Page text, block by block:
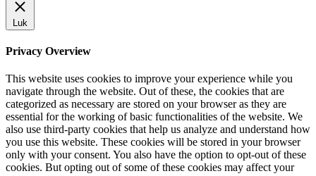
Luk
Privacy Overview
This website uses cookies to improve your experience while you
navigate through the website. Out of these, the cookies that are
categorized as necessary are stored on your browser as they are
essential for the working of basic functionalities of the website. We
also use third-party cookies that help us analyze and understand how
you use this website. These cookies will be stored in your browser
only with your consent. You also have the option to opt-out of these
cookies. But opting out of some of these cookies may affect your